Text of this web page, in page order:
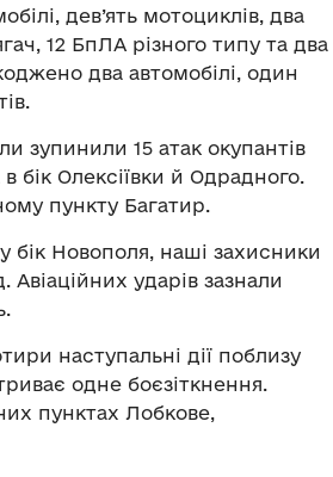
дев’ять мотоциклів, два
12 БпЛА різного типу та два
два автомобілі, один
зупинили 15 атак окупантів
бік Олексіївки й Одрадного.
пункту Багатир.
у бік Новополя, наші захисники
ударів зазнали
наступальні дії поблизу
одне боєзіткнення.
пунктах Лобкове,